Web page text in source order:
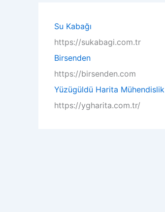
o
:
Su Kabağı
https://sukabagi.com.tr
Birsenden
https://birsenden.com
Yüzügüldü Harita Mühendislik
https://ygharita.com.tr/